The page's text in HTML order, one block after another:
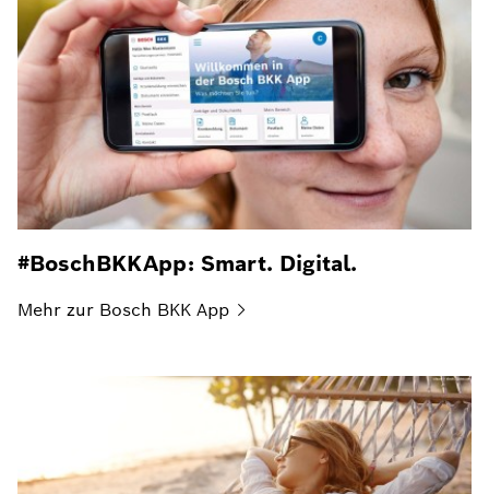
#BoschBKKApp: Smart. Digital.
Mehr zur Bosch BKK App